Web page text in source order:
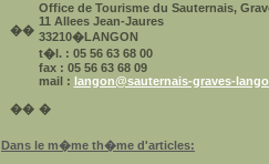
��
Office de Tourisme du Sauternais,
11 Allees Jean-Jaures
33210�LANGON
t�l. : 05 56 63 68 00
fax : 05 56 63 68 09
mail : langon@sauternais-graves-
�� �
Dans le m�me th�me d'articles: